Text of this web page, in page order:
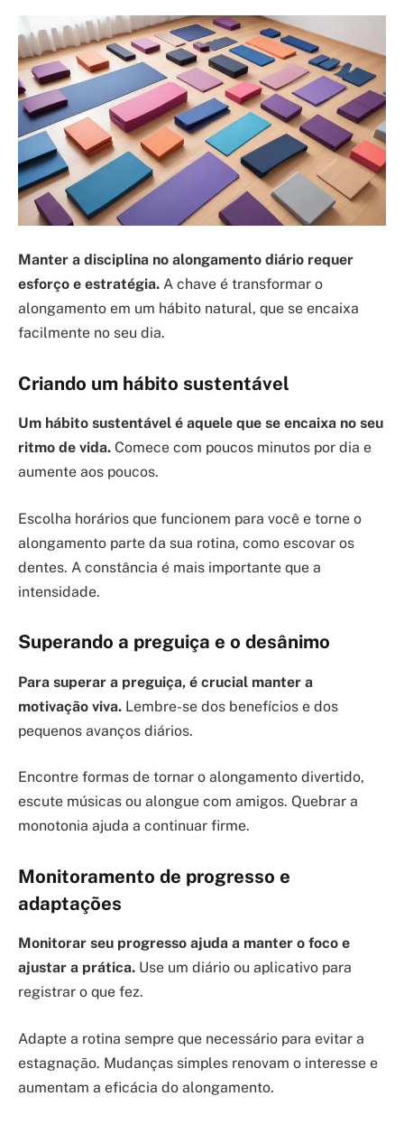
Manter a disciplina no alongamento diário requer
esforço e estratégia. A chave é transformar o
alongamento em um hábito natural, que se encaixa
facilmente no seu dia.
Criando um hábito sustentável
Um hábito sustentável é aquele que se encaixa no seu
ritmo de vida. Comece com poucos minutos por dia e
aumente aos poucos.
Escolha horários que funcionem para você e torne o
alongamento parte da sua rotina, como escovar os
dentes. A constância é mais importante que a
intensidade.
Superando a preguiça e o desânimo
Para superar a preguiça, é crucial manter a
motivação viva. Lembre-se dos benefícios e dos
pequenos avanços diários.
Encontre formas de tornar o alongamento divertido,
escute músicas ou alongue com amigos. Quebrar a
monotonia ajuda a continuar firme.
Monitoramento de progresso e
adaptações
Monitorar seu progresso ajuda a manter o foco e
ajustar a prática. Use um diário ou aplicativo para
registrar o que fez.
Adapte a rotina sempre que necessário para evitar a
estagnação. Mudanças simples renovam o interesse e
aumentam a eficácia do alongamento.